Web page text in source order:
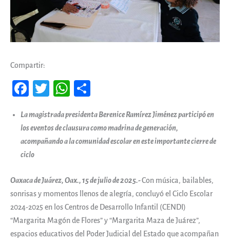
Compartir:
Fa
b
oo
k
T
tt
er
W
ts
A
pa
rti
La magistrada presidenta Berenice Ramírez Jiménez participó en
los eventos de clausura como madrina de generación,
acompañando a la comunidad escolar en este importante cierre de
ciclo
Oaxaca de Juárez, Oax., 15 de julio de 2025.-Con música, bailables,
sonrisas y momentos llenos de alegría, concluyó el Ciclo Escolar
2024-2025 en los Centros de Desarrollo Infantil (CENDI)
“Margarita Magón de Flores” y “Margarita Maza de Juárez”,
espacios educativos del Poder Judicial del Estado que acompañan